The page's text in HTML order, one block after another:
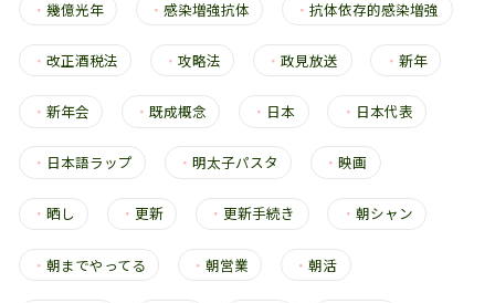
・ 幾億光年 ・感染増強抗体 ・抗体依存的感染増強
・ 改正酒税法 ・攻略法 ・政見放送 ・ 新年
・ 新年会 ・既成概念 ・ 日本 ・ 日本代表
・ 日本語ラップ ・明太子パスタ ・映画
・ 晒し ・ 更新 ・ 更新手続き ・ 朝シャン
・ 朝までやってる ・朝営業 ・朝活